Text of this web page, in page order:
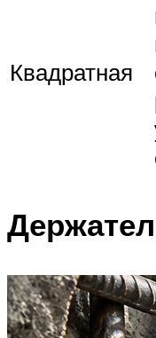
Квадратная